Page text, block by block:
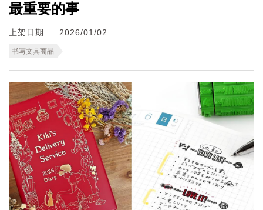
最重要的事
上架日期 2026/01/02
书写文具商品